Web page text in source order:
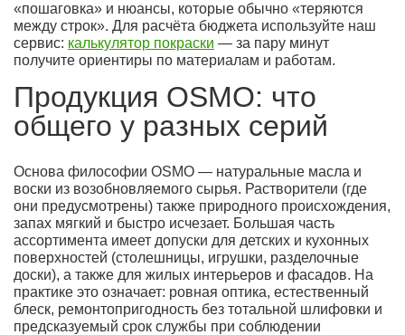
«пошаговка» и нюансы, которые обычно «теряются
между строк». Для расчёта бюджета используйте наш
сервис: калькулятор покраски — за пару минут
получите ориентиры по материалам и работам.
Продукция OSMO: что
общего у разных серий
Основа философии OSMO — натуральные масла и
воски из возобновляемого сырья. Растворители (где
они предусмотрены) также природного происхождения,
запах мягкий и быстро исчезает. Большая часть
ассортимента имеет допуски для детских и кухонных
поверхностей (столешницы, игрушки, разделочные
доски), а также для жилых интерьеров и фасадов. На
практике это означает: ровная оптика, естественный
блеск, ремонтопригодность без тотальной шлифовки и
предсказуемый срок службы при соблюдении